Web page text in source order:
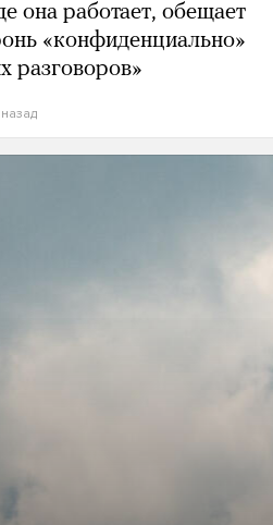
она работает, обещает
«конфиденциально»
разговоров»